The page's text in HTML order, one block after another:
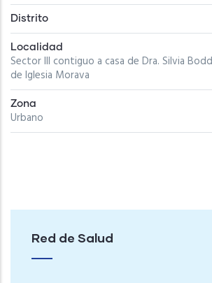
Distrito
Localidad
Sector III contiguo a casa de Dra. Silvia
de Iglesia Morava
Zona
Urbano
Red de Salud